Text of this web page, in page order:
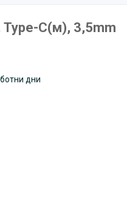
Type-C(м), 3,5mm
дни